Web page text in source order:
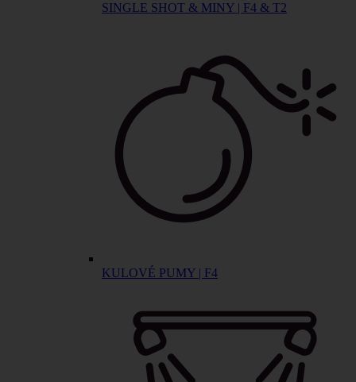
SINGLE SHOT & MINY | F4 & T2
KULOVÉ PUMY | F4